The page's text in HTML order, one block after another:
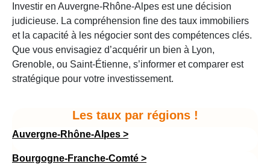
Investir en Auvergne-Rhône-Alpes est une décision
judicieuse. La compréhension fine des taux immobiliers
et la capacité à les négocier sont des compétences clés.
Que vous envisagiez d’acquérir un bien à Lyon,
Grenoble, ou Saint-Étienne, s’informer et comparer est
stratégique pour votre investissement.
Les taux par régions !
Auvergne-Rhône-Alpes >
Bourgogne-Franche-Comté >